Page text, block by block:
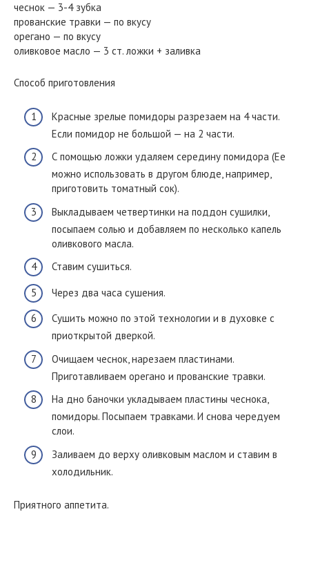
чеснок — 3-4 зубка
прованские травки — по вкусу
орегано — по вкусу
оливковое масло — 3 ст. ложки + заливка
Способ приготовления
Красные зрелые помидоры разрезаем на 4 части.
Если помидор не большой — на 2 части.
С помощью ложки удаляем середину помидора (Ее
можно использовать в другом блюде, например,
приготовить томатный сок).
Выкладываем четвертинки на поддон сушилки,
посыпаем солью и добавляем по несколько капель
оливкового масла.
Ставим сушиться.
Через два часа сушения.
Сушить можно по этой технологии и в духовке с
приоткрытой дверкой.
Очищаем чеснок, нарезаем пластинами.
Приготавливаем орегано и прованские травки.
На дно баночки укладываем пластины чеснока,
помидоры. Посыпаем травками. И снова чередуем
слои.
Заливаем до верху оливковым маслом и ставим в
холодильник.
Приятного аппетита.